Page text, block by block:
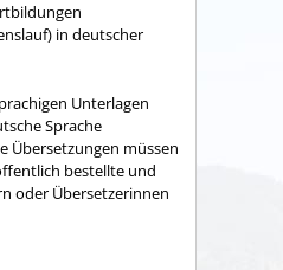
in deutscher
Unterlagen
Sprache
Übersetzungen müssen
bestellte und
oder Übersetzerinnen